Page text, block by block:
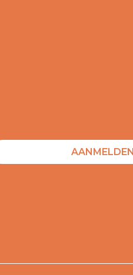
AANMELDEN